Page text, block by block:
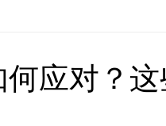
应对？